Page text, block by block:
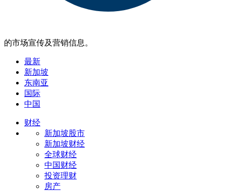
的市场宣传及营销信息。
最新
新加坡
东南亚
国际
中国
财经
新加坡股市
新加坡财经
全球财经
中国财经
投资理财
房产